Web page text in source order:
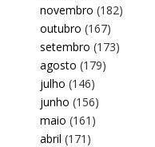
novembro (182)
outubro (167)
setembro (173)
agosto (179)
julho (146)
junho (156)
maio (161)
abril (171)